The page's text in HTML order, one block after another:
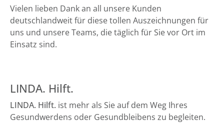
Vielen lieben Dank an all unsere Kunden
deutschlandweit für diese tollen Auszeichnungen für
uns und unsere Teams, die täglich für Sie vor Ort im
Einsatz sind.
LINDA. Hilft.
LINDA. Hilft. ist mehr als Sie auf dem Weg Ihres
Gesundwerdens oder Gesundbleibens zu begleiten.